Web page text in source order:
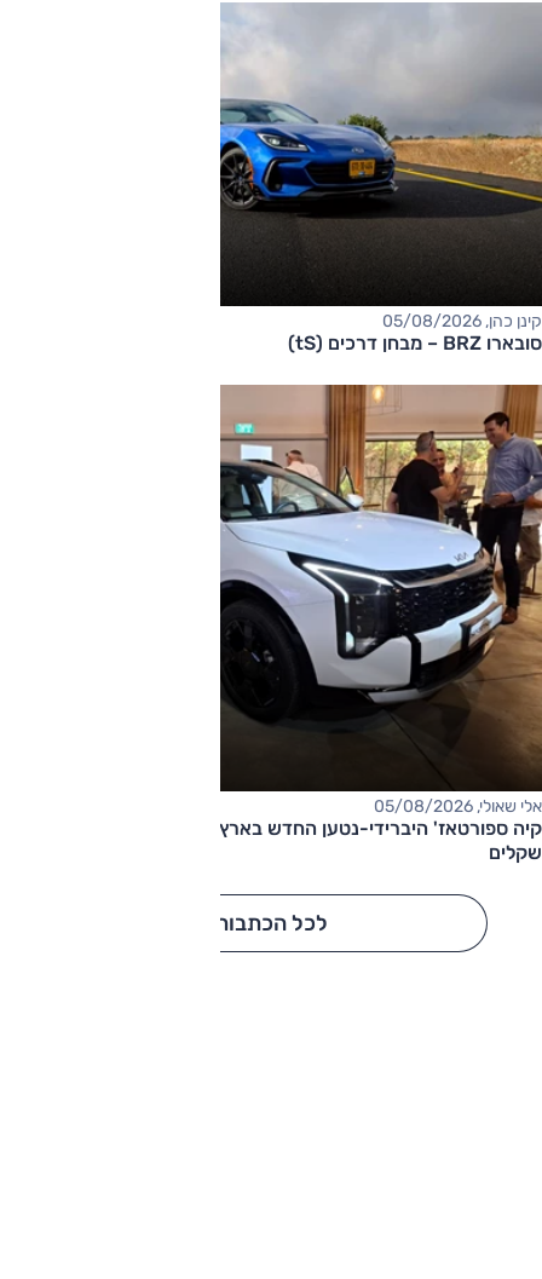
קינן כהן, 05/08/2026
סובארו BRZ – מבחן דרכים (tS)
אלי שאולי, 05/08/2026
שקלים
לכל הכתבות